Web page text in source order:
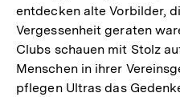
entdecken alte Vorbilder,
Vergessenheit geraten
Clubs schauen mit Stolz
Menschen in ihrer
pflegen Ultras das